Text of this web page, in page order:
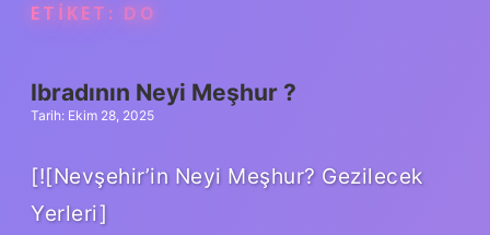
ETIKET: DO
Ibradının Neyi Meşhur ?
Tarih: Ekim 28, 2025
[![Nevşehir’in Neyi Meşhur? Gezilecek
Yerleri]